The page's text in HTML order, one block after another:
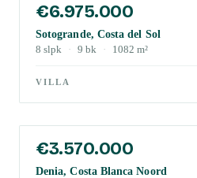
€6.975.000
Sotogrande, Costa del Sol
8 slpk · 9 bk · 1082 m²
VILLA
€3.570.000
Denia, Costa Blanca Noord